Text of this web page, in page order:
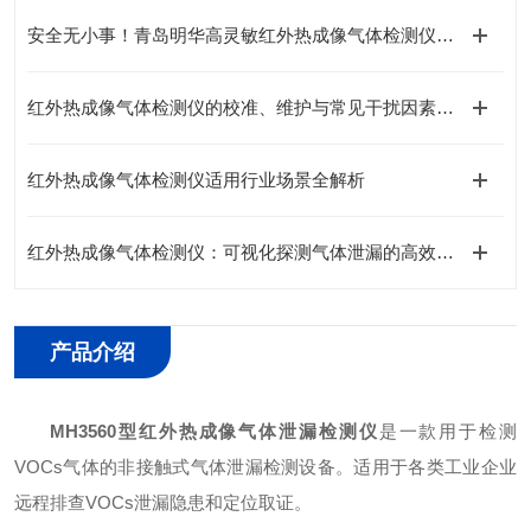
安全无小事！青岛明华高灵敏红外热成像气体检测仪：隐患 “无处遁形”
红外热成像气体检测仪的校准、维护与常见干扰因素排除指南
红外热成像气体检测仪适用行业场景全解析
红外热成像气体检测仪：可视化探测气体泄漏的高效工具
产品介绍
MH3560型红外热成像气体泄漏检测仪 是一款用于检测
VOCs气体的非接触式气体泄漏检测设备。适用于各类工业企业
远程排查VOCs泄漏隐患和定位取证。